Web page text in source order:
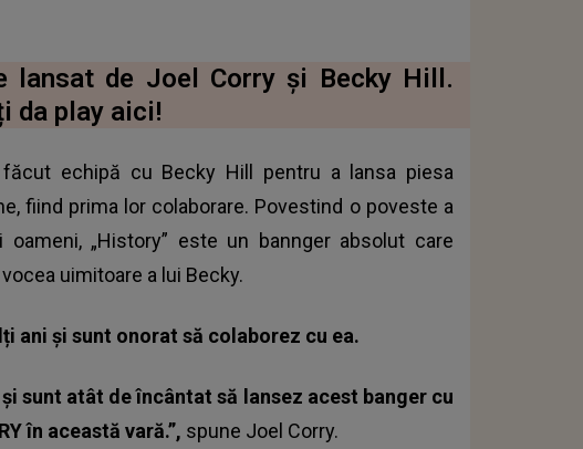
lansat de Joel Corry și Becky Hill.
da play aici!
echipă cu Becky Hill pentru a lansa piesa
fiind prima lor colaborare. Povestind o poveste a
„History” este un bannger absolut care
uimitoare a lui Becky.
ani și sunt onorat să colaborez cu ea.
sunt atât de încântat să lansez acest banger cu
în această vară.”, spune Joel Corry.